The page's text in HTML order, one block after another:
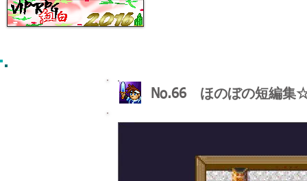
No.66 ほのぼの短編集